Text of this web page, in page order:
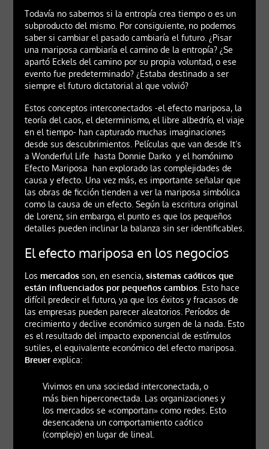
Todavía no sabemos si la entropía crea tiempo o es un
subproducto del mismo. Por consiguiente, no podemos
saber si cambiar el pasado cambiaría el futuro. ¿Pisar
una mariposa cambiaría el camino de la entropía? ¿Se
apartó Eckels del camino por su propia voluntad, o ese
evento fue predeterminado? ¿Estaba destinado a ser
siempre el futuro dictatorial al que volvió?
Estos conceptos interconectados -el efecto mariposa, la
teoría del caos, el determinismo, el libre albedrío, el viaje
en el tiempo- han capturado muchas imaginaciones
desde sus descubrimientos. Películas que van desde It’s
a Wonderful Life hasta Donnie Darko y el homónimo
Efecto Mariposa han explorado las complejidades de
causa y efecto. Una vez más, es importante señalar que
las obras de ficción tienden a ver la mariposa simbólica
como la causa de un efecto. Según la escritura original
de Lorenz, sin embargo, el punto es que los pequeños
detalles pueden inclinar la balanza sin ser identificables.
El efecto mariposa en los negocios
Los mercadosson, en esencia, sistemas caóticos que
están influenciados por pequeños cambios. Esto hace
difícil predecir el futuro, ya que los éxitos y fracasos de
las empresas pueden parecer aleatorios. Períodos de
crecimiento y declive económico surgen de la nada. Esto
es el resultado del impacto exponencial de estímulos
sutiles, el equivalente económico del efecto mariposa.
Breuerexplica:
Vivimos en una sociedad interconectada, o
más bien hiperconectada. Las organizaciones y
los mercados se «comportan» como redes. Esto
desencadena un comportamiento caótico
(complejo) en lugar de lineal.